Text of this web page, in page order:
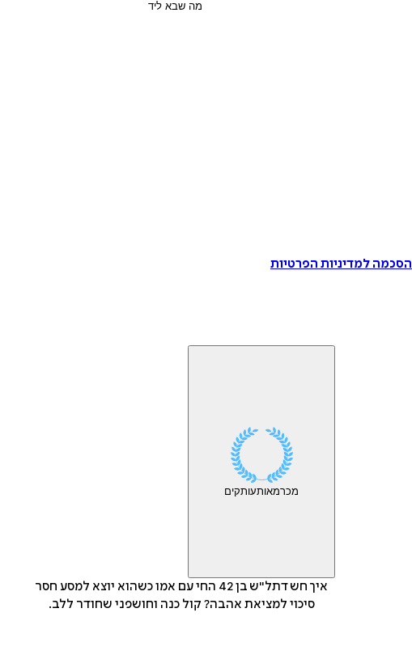
הסכמה למדיניות הפרטיות
מכרמאותעותקים
איך חש דתל"ש בן 42 החי עם אמו כשהוא יוצא למסע חסר
סיכוי למציאת אהבה? קול כנה וחושפני שחודר ללב.